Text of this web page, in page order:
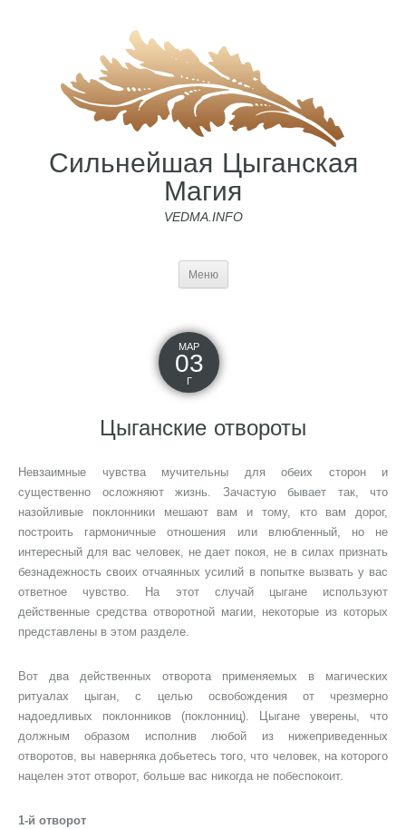
Сильнейшая Цыганская
Магия
VEDMA.INFO
Меню
МАР
03
Г
Цыганские отвороты
Невзаимные чувства мучительны для обеих сторон и
существенно осложняют жизнь. Зачастую бывает так, что
назойливые поклонники мешают вам и тому, кто вам дорог,
построить гармоничные отношения или влюбленный, но не
интересный для вас человек, не дает покоя, не в силах признать
безнадежность своих отчаянных усилий в попытке вызвать у вас
ответное чувство. На этот случай цыгане используют
действенные средства отворотной магии, некоторые из которых
представлены в этом разделе.
Вот два действенных отворота применяемых в магических
ритуалах цыган, с целью освобождения от чрезмерно
надоедливых поклонников (поклонниц). Цыгане уверены, что
должным образом исполнив любой из нижеприведенных
отворотов, вы наверняка добьетесь того, что человек, на которого
нацелен этот отворот, больше вас никогда не побеспокоит.
1-й отворот